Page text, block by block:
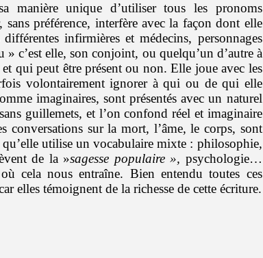
manière unique d’utiliser tous les pronoms
sans préférence, interfère avec la façon dont elle
infirmières et médecins, personnages
c’est elle, son conjoint, ou quelqu’un d’autre à
et qui peut être présent ou non. Elle joue avec les
volontairement ignorer à qui ou de qui elle
imaginaires, sont présentés avec un naturel
guillemets, et l’on confond réel et imaginaire
conversations sur la mort, l’âme, le corps, sont
qu’elle utilise un vocabulaire mixte : philosophie,
de la »sagesse populaire », psychologie…
cela nous entraîne. Bien entendu toutes ces
elles témoignent de la richesse de cette écriture.